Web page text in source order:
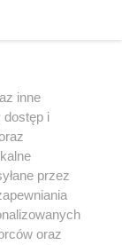
inne
dostęp i
przez
oraz